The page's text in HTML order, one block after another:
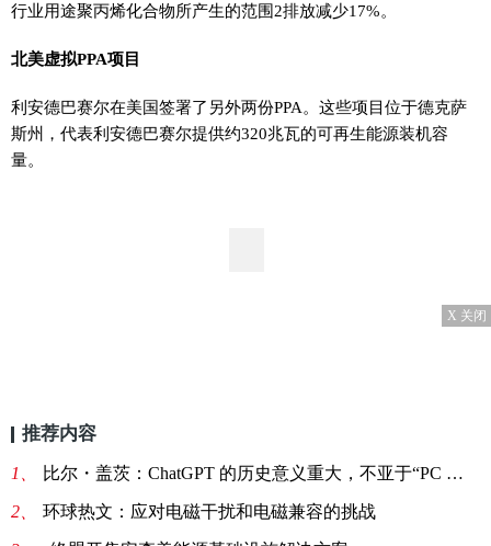
行业用途聚丙烯化合物所产生的范围2排放减少17%。
北美虚拟PPA项目
利安德巴赛尔在美国签署了另外两份PPA。这些项目位于德克萨
斯州，代表利安德巴赛尔提供约320兆瓦的可再生能源装机容
量。
X 关闭
推荐内容
1、 比尔・盖茨：ChatGPT 的历史意义重大，不亚于“PC 或互联网诞生”
2、 环球热文：应对电磁干扰和电磁兼容的挑战